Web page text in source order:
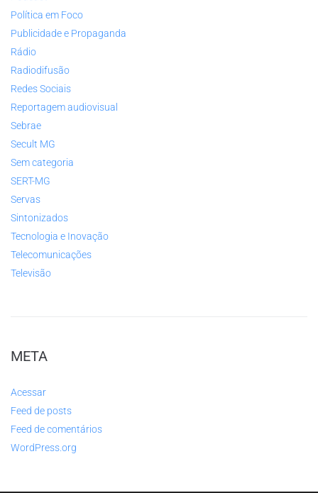
Política em Foco
Publicidade e Propaganda
Rádio
Radiodifusão
Redes Sociais
Reportagem audiovisual
Sebrae
Secult MG
Sem categoria
SERT-MG
Servas
Sintonizados
Tecnologia e Inovação
Telecomunicações
Televisão
META
Acessar
Feed de posts
Feed de comentários
WordPress.org